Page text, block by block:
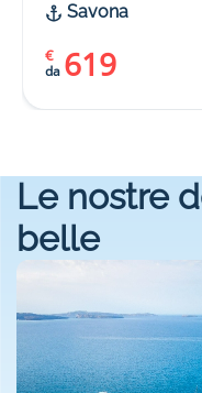
Savona
da 619
€
Le nostre
belle